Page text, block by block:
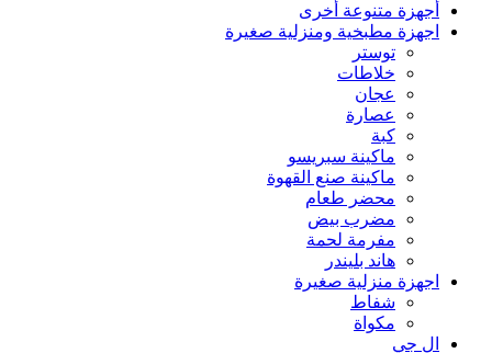
أجهزة متنوعة أخرى
اجهزة مطبخية ومنزلية صغيرة
توستر
خلاطات
عجان
عصارة
كبة
ماكينة سبريسو
ماكينة صنع القهوة
محضر طعام
مضرب بيض
مفرمة لحمة
هاند بليندر
اجهزة منزلية صغيرة
شفاط
مكواة
ال جي